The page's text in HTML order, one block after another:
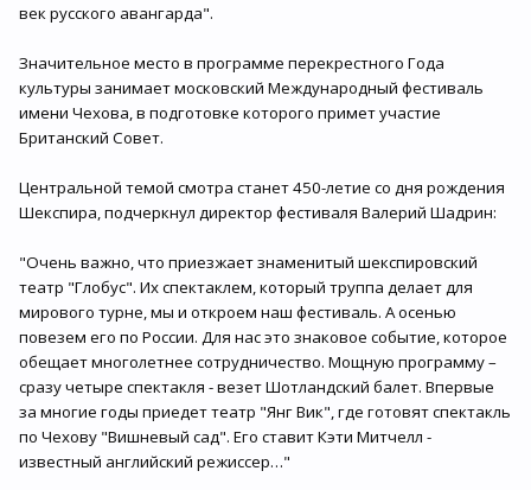
век русского авангарда".
Значительное место в программе перекрестного Года
культуры занимает московский Международный фестиваль
имени Чехова, в подготовке которого примет участие
Британский Совет.
Центральной темой смотра станет 450-летие со дня рождения
Шекспира, подчеркнул директор фестиваля Валерий Шадрин:
"Очень важно, что приезжает знаменитый шекспировский
театр "Глобус". Их спектаклем, который труппа делает для
мирового турне, мы и откроем наш фестиваль. А осенью
повезем его по России. Для нас это знаковое событие, которое
обещает многолетнее сотрудничество. Мощную программу –
сразу четыре спектакля - везет Шотландский балет. Впервые
за многие годы приедет театр "Янг Вик", где готовят спектакль
по Чехову "Вишневый сад". Его ставит Кэти Митчелл -
известный английский режиссер…"